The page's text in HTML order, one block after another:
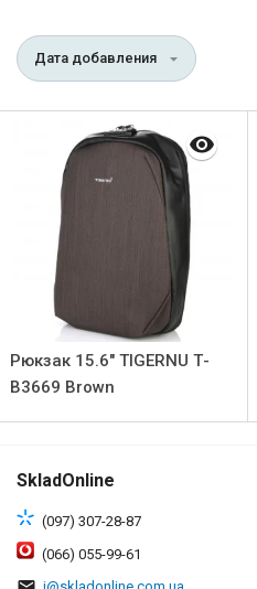
Дата добавления
Рюкзак 15.6" TIGERNU Т-
В3669 Brown
SkladOnline
(097) 307-28-87
(066) 055-99-61